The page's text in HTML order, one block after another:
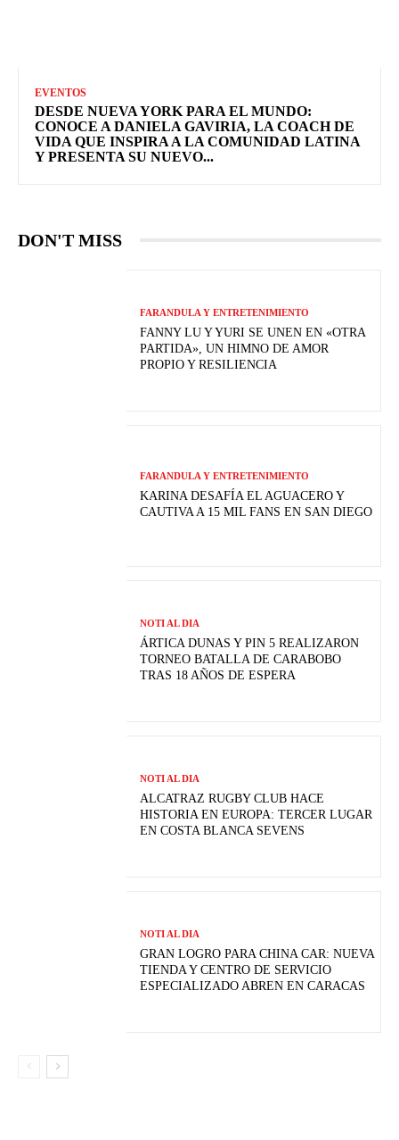
EVENTOS
DESDE NUEVA YORK PARA EL MUNDO:
CONOCE A DANIELA GAVIRIA, LA COACH DE
VIDA QUE INSPIRA A LA COMUNIDAD LATINA
Y PRESENTA SU NUEVO...
DON'T MISS
FARANDULA Y ENTRETENIMIENTO
FANNY LU Y YURI SE UNEN EN «OTRA
PARTIDA», UN HIMNO DE AMOR
PROPIO Y RESILIENCIA
FARANDULA Y ENTRETENIMIENTO
KARINA DESAFÍA EL AGUACERO Y
CAUTIVA A 15 MIL FANS EN SAN DIEGO
NOTI AL DIA
ÁRTICA DUNAS Y PIN 5 REALIZARON
TORNEO BATALLA DE CARABOBO
TRAS 18 AÑOS DE ESPERA
NOTI AL DIA
ALCATRAZ RUGBY CLUB HACE
HISTORIA EN EUROPA: TERCER LUGAR
EN COSTA BLANCA SEVENS
NOTI AL DIA
GRAN LOGRO PARA CHINA CAR: NUEVA
TIENDA Y CENTRO DE SERVICIO
ESPECIALIZADO ABREN EN CARACAS